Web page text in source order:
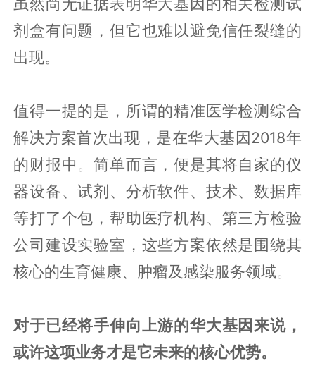
虽然尚无证据表明华大基因的相关检测试
剂盒有问题，但它也难以避免信任裂缝的
出现。
值得一提的是，所谓的精准医学检测综合
解决方案首次出现，是在华大基因2018年
的财报中。简单而言，便是其将自家的仪
器设备、试剂、分析软件、技术、数据库
等打了个包，帮助医疗机构、第三方检验
公司建设实验室，这些方案依然是围绕其
核心的生育健康、肿瘤及感染服务领域。
对于已经将手伸向上游的华大基因来说，
或许这项业务才是它未来的核心优势。